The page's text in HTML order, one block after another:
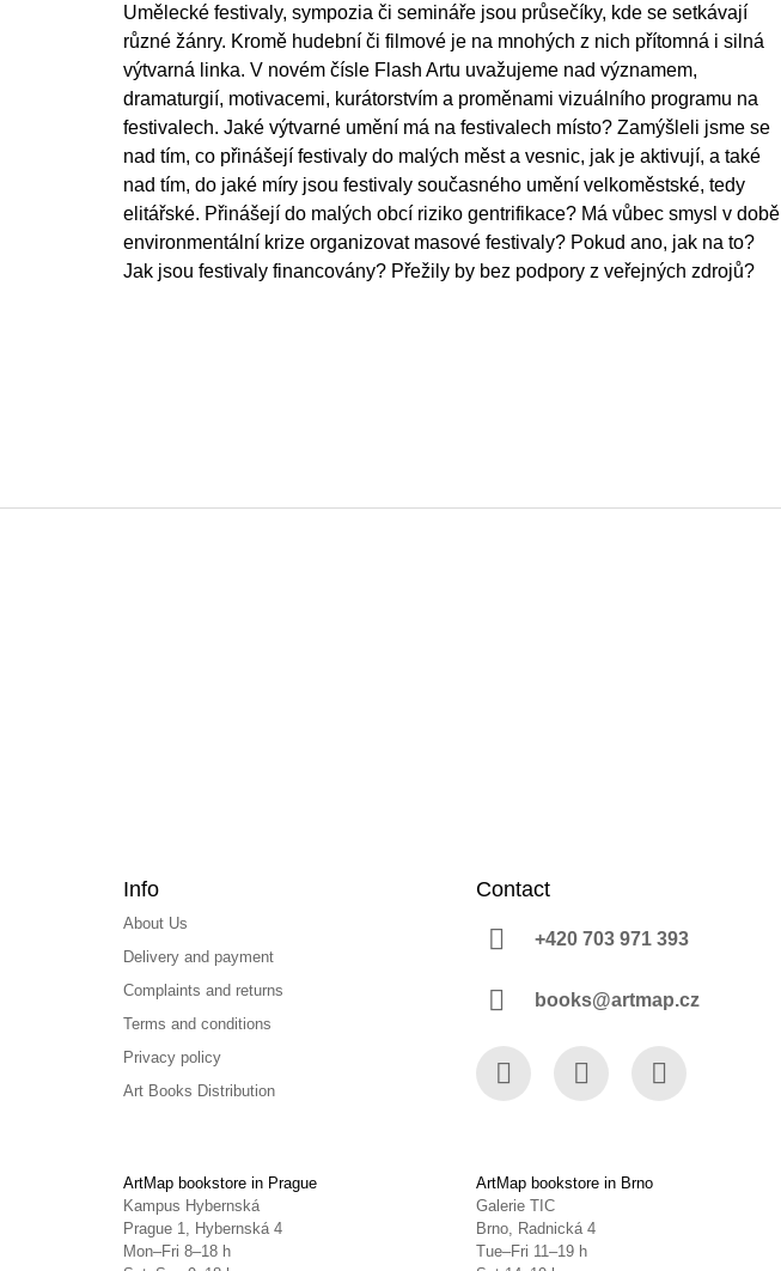
Umělecké festivaly, sympozia či semináře jsou průsečíky, kde se setkávají
různé žánry. Kromě hudební či filmové je na mnohých z nich přítomná i silná
výtvarná linka. V novém čísle Flash Artu uvažujeme nad významem,
dramaturgií, motivacemi, kurátorstvím a proměnami vizuálního programu na
festivalech. Jaké výtvarné umění má na festivalech místo? Zamýšleli jsme se
nad tím, co přinášejí festivaly do malých měst a vesnic, jak je aktivují, a také
nad tím, do jaké míry jsou festivaly současného umění velkoměstské, tedy
elitářské. Přinášejí do malých obcí riziko gentrifikace? Má vůbec smysl v době
environmentální krize organizovat masové festivaly? Pokud ano, jak na to?
Jak jsou festivaly financovány? Přežily by bez podpory z veřejných zdrojů?
Info
About Us
Delivery and payment
Complaints and returns
Terms and conditions
Privacy policy
Art Books Distribution
Contact
+420 703 971 393
books@artmap.cz
ArtMap bookstore in Prague
Kampus Hybernská
Prague 1, Hybernská 4
Mon–Fri 8–18 h
ArtMap bookstore in Brno
Galerie TIC
Brno, Radnická 4
Tue–Fri 11–19 h